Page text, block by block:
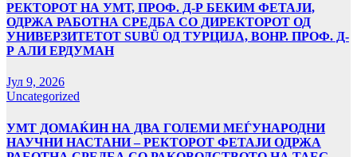
РЕКТОРОТ НА УМТ, ПРОФ. Д-Р БЕКИМ ФЕТАЈИ,
ОДРЖА РАБОТНА СРЕДБА СО ДИРЕКТОРОТ ОД
УНИВЕРЗИТЕТОТ SUBÜ ОД ТУРЦИЈА, ВОНР. ПРОФ. Д-
Р АЛИ ЕРДУМАН
Јул 9, 2026
Uncategorized
УMТ ДОМАЌИН НА ДВА ГОЛЕМИ МЕЃУНАРОДНИ
НАУЧНИ НАСТАНИ – РЕКТОРОТ ФЕТАЈИ ОДРЖА